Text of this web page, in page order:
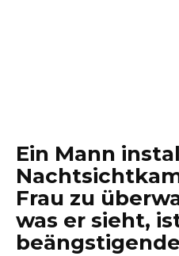
Ein Mann
Frau zu
was er sieht,